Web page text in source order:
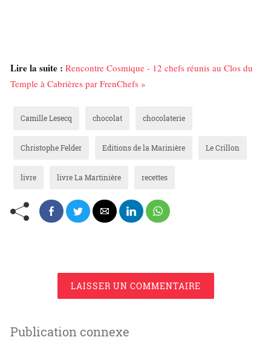
Lire la suite : Rencontre Cosmique - 12 chefs réunis au Clos du
Temple à Cabrières par FrenChefs »
Camille Lesecq chocolat chocolaterie
Christophe Felder Editions de la Marinière Le Crillon
livre livre La Martinière recettes
LAISSER UN COMMENTAIRE
Publication connexe